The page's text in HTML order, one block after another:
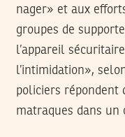
nager» et aux
groupes de
l’appareil
l’intimidation»,
policiers répondent
matraques dans un